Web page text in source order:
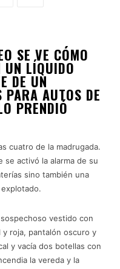
SE VE CÓMO
UN LÍQUIDO
DE UN
PARA AUTOS DE
PRENDIÓ
cuatro de la madrugada.
activó la alarma de su
sino también una
vestido con
y roja, pantalón oscuro y
y vacía dos botellas con
la vereda y la